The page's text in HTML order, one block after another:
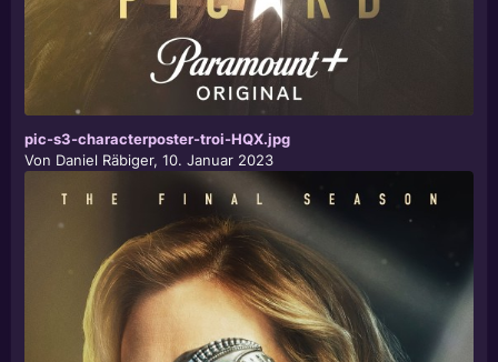
pic-s3-characterposter-troi-HQX.jpg
Von Daniel Räbiger, 10. Januar 2023